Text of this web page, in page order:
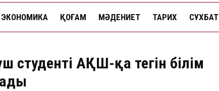
ЭКОНОМИКА ҚОҒАМ МӘДЕНИЕТ ТАРИХ СҰХБАТ
студенті АҚШ-қа тегін білім